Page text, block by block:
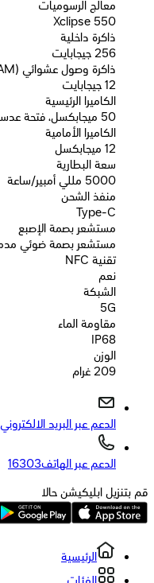
معالج الرسوميات
Xclipse 550
ذاكرة داخلية
256 جيجابايت
ذاكرة وصول عشوائي (RAM)
12 جيجابايت
الكاميرا الرئيسية
50 ميجابكسل، فتحة عدسة f/1.8، حجم بكسل 0.8 ميكرومتر
الكاميرا الأمامية
12 ميجابكسل
سعة البطارية
5000 مللي أمبير/ساعة
منفذ الشحن
Type-C
مستشعر بصمة الإصبع
مستشعر بصمة ضوئي
تقنية NFC
نعم
الشبكة
5G
مقاومة الماء
IP68
الوزن
209 غرام
الدعم عبر البريد الالكتروني
الدعم عبر الهاتف16303
قم بتنزيل ابليكيشن حالا
الرئيسية